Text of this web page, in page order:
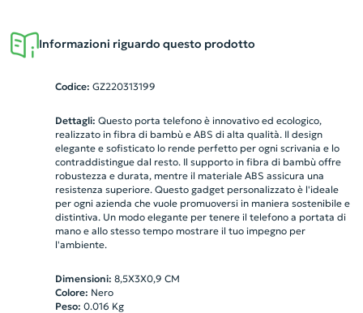
Informazioni riguardo questo prodotto
Codice: GZ220313199
Dettagli: Questo porta telefono è innovativo ed ecologico,
realizzato in fibra di bambù e ABS di alta qualità. Il design
elegante e sofisticato lo rende perfetto per ogni scrivania e lo
contraddistingue dal resto. Il supporto in fibra di bambù offre
robustezza e durata, mentre il materiale ABS assicura una
resistenza superiore. Questo gadget personalizzato è l'ideale
per ogni azienda che vuole promuoversi in maniera sostenibile e
distintiva. Un modo elegante per tenere il telefono a portata di
mano e allo stesso tempo mostrare il tuo impegno per
l'ambiente.
Dimensioni: 8,5X3X0,9 CM
Colore: Nero
Peso: 0.016 Kg